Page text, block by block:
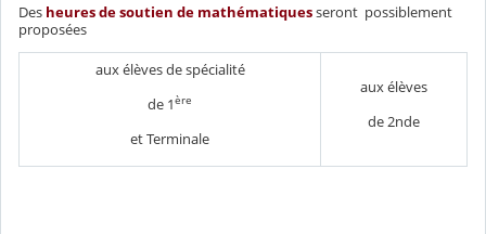
Des heures de soutien de mathématiquesseront possiblement
proposées
aux élèves de spécialité
de 1ère
et Terminale
aux élèves
de 2nde